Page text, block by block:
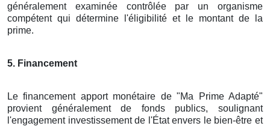
généralement examinée contrôlée par un organisme
compétent qui détermine l'éligibilité et le montant de la
prime.
5. Financement
Le financement apport monétaire de "Ma Prime Adapté"
provient généralement de fonds publics, soulignant
l'engagement investissement de l'État envers le bien-être et